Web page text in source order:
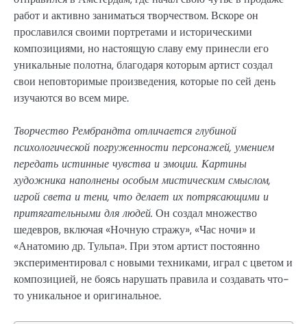
работ и активно заниматься творчеством. Вскоре он
прославился своими портретами и историческими
композициями, но настоящую славу ему принесли его
уникальные полотна, благодаря которым артист создал
свои неповторимые произведения, которые по сей день
изучаются во всем мире.
Творчество Рембрандта отличается глубиной
психологической погруженности персонажей, умением
передать истинные чувства и эмоции. Картины
художника наполнены особым мистическим смыслом,
игрой света и тени, что делает их потрясающими и
притягательными для людей. Он создал множество
шедевров, включая «Ночную стражу», «Час ночи» и
«Анатомию др. Тульпа». При этом артист постоянно
экспериментировал с новыми техниками, играл с цветом и
композицией, не боясь нарушать правила и создавать что-
то уникальное и оригинальное.